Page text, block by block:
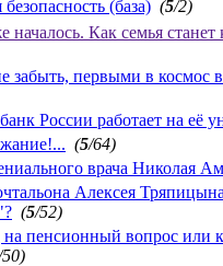
(база) (5/2)
началось. Как семья
забыть, первыми в космос
России работает на её
(5/64)
врача Николая
Алексея
(5/52)
на пенсионный вопрос или